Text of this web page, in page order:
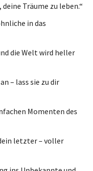
deine Träume zu leben.“
in das
die Welt wird heller
– lass sie zu dir
Momenten des
dein letzter – voller